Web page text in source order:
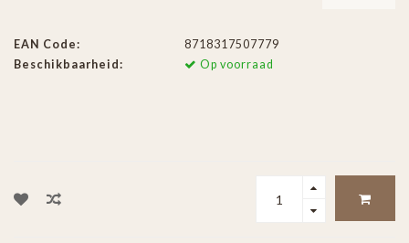
EAN Code:
8718317507779
Beschikbaarheid:
Op voorraad